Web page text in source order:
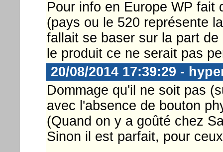
Pour info en Europe WP fait
(pays ou le 520 représente
fallait se baser sur la part
le produit ce ne serait pas
20/08/2014 17:39:29 -
Dommage qu'il ne soit pas
avec l'absence de bouton
(Quand on y a goûté chez
Sinon il est parfait, pour